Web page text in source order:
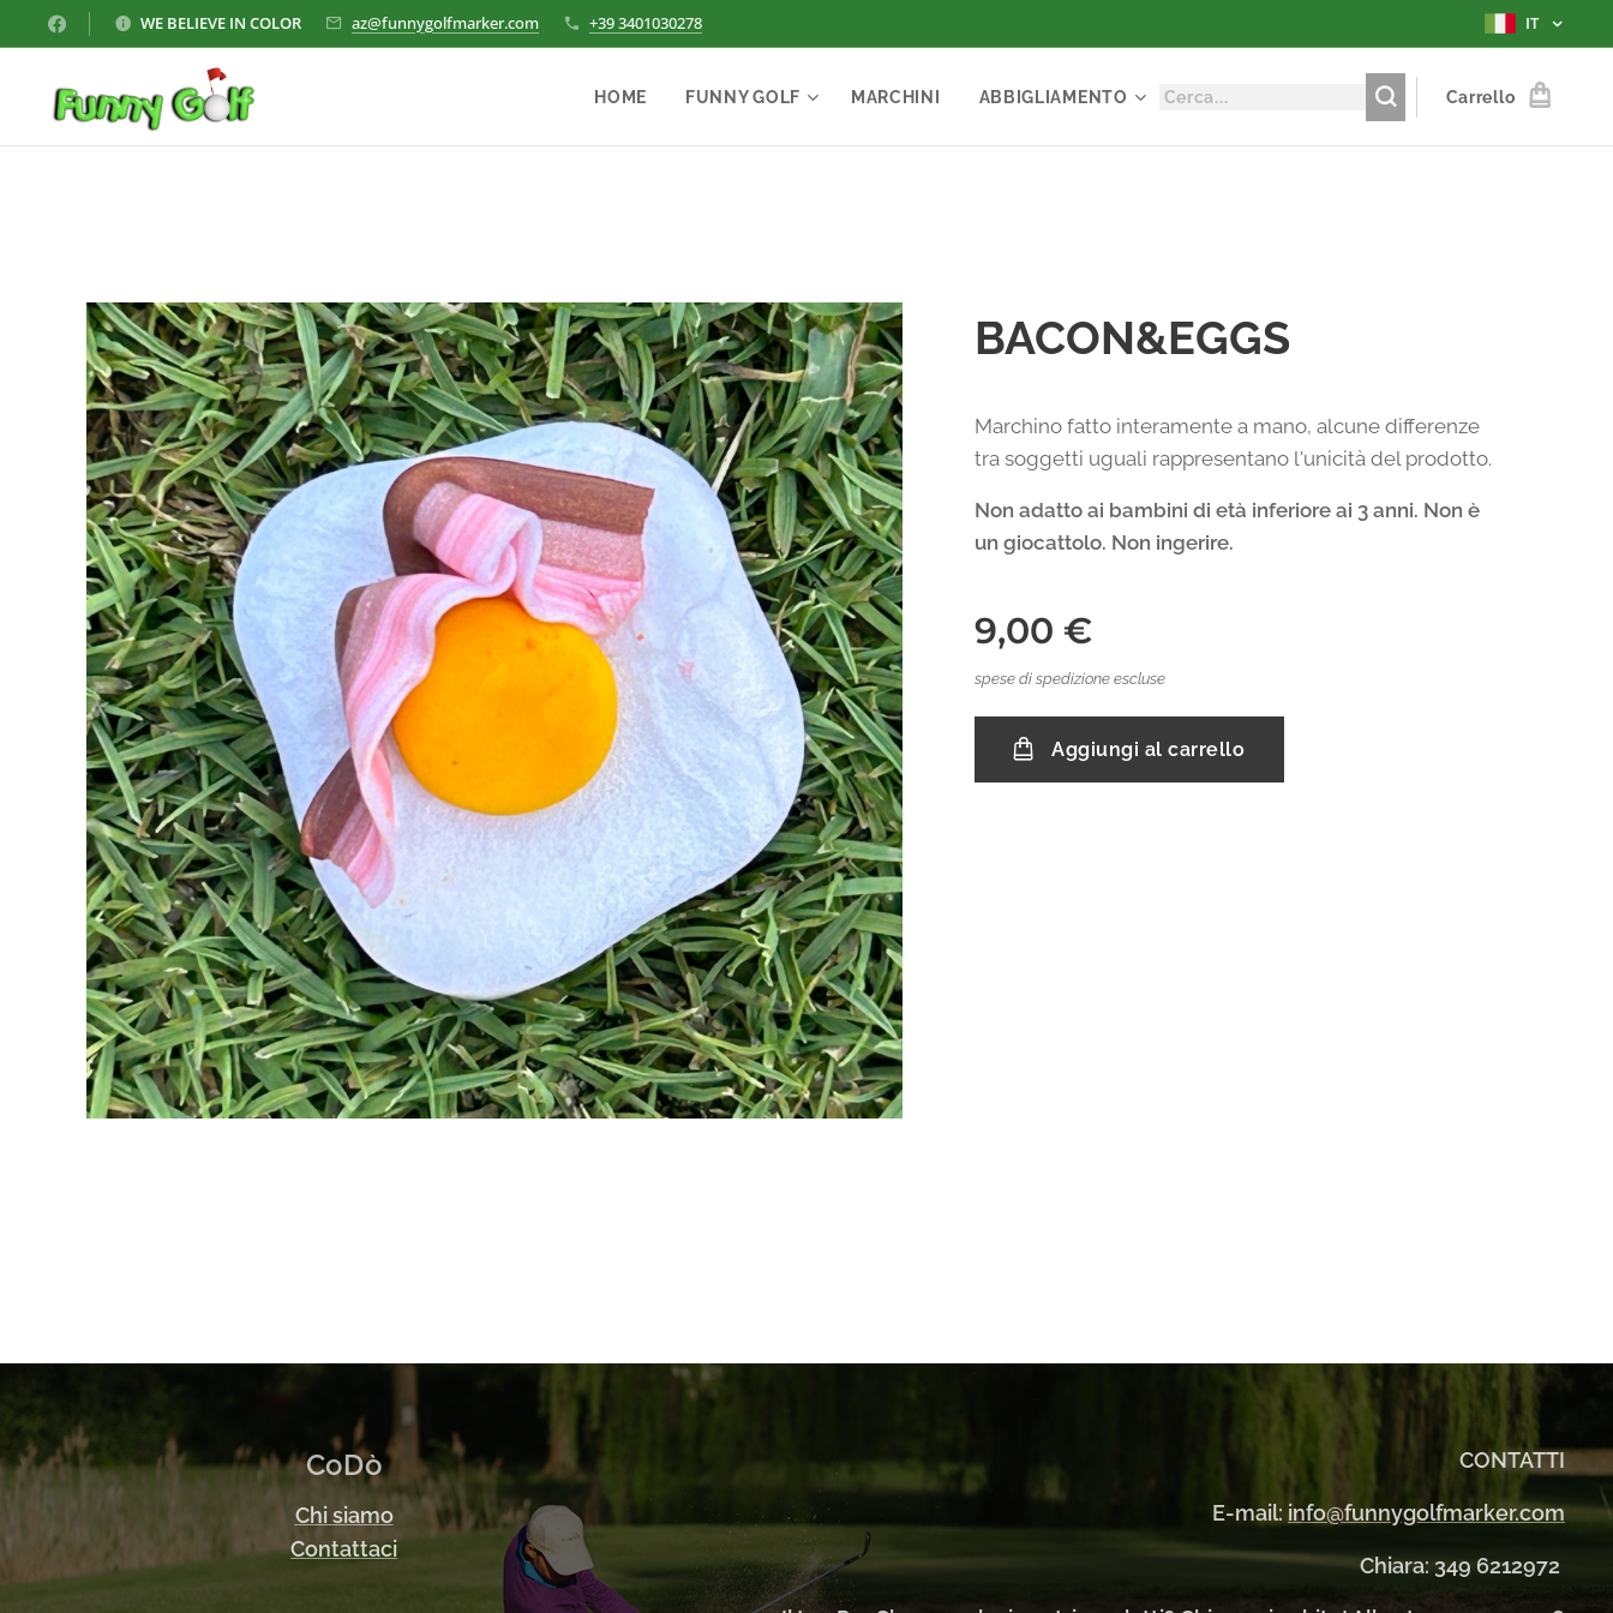
WE BELIEVE IN COLOR az@funnygolfmarker.com +39 3401030278 IT
HOME FUNNY GOLF MARCHINI ABBIGLIAMENTO Carrello
BACON&EGGS
Marchino fatto interamente a mano, alcune differenze
tra soggetti uguali rappresentano l'unicità del prodotto.
Non adatto ai bambini di età inferiore ai 3 anni. Non è
un giocattolo. Non ingerire.
9,00 €
spese di spedizione escluse
Aggiungi al carrello
CoDò
Chi siamo
Contattaci
CONTATTI
E-mail: info@funnygolfmarker.com
Chiara: 349 6212972